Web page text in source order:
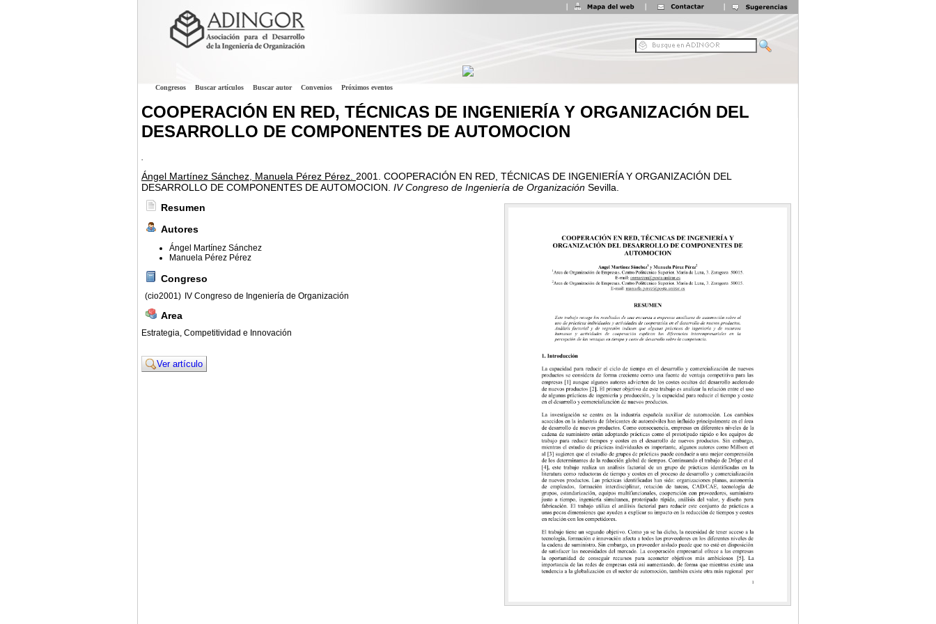
Congresos Buscar artículos Buscar autor Convenios Próximos eventos
COOPERACIÓN EN RED, TÉCNICAS DE INGENIERÍA Y ORGANIZACIÓN DEL
DESARROLLO DE COMPONENTES DE AUTOMOCION
.
Ángel Martínez Sánchez, Manuela Pérez Pérez. 2001.
COOPERACIÓN EN RED, TÉCNICAS DE INGENIERÍA Y ORGANIZACIÓN DEL
DESARROLLO DE COMPONENTES DE AUTOMOCION. IV Congreso de Ingeniería de Organización Sevilla.
Resumen
Autores
Ángel Martínez Sánchez
Manuela Pérez Pérez
Congreso
(cio2001) IV Congreso de Ingeniería de Organización
Area
Estrategia, Competitividad e Innovación
Ver artículo